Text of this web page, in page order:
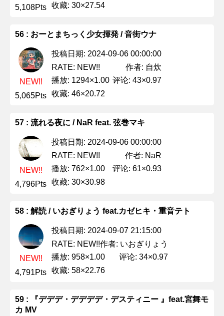
5,108Pts 收藏: 30×27.54
56 : おーとまちっく少女揮発 / 音街ウナ
NEW!!
5,065Pts
投稿日期: 2024-09-06 00:00:00
RATE: NEW!!
作者: 自炊
播放: 1294×1.00 评论: 43×0.97
收藏: 46×20.72
57 : 流れる夜に / NaR feat. 弦巻マキ
NEW!!
4,796Pts
投稿日期: 2024-09-06 00:00:00
RATE: NEW!!
作者: NaR
播放: 762×1.00
评论: 61×0.93
收藏: 30×30.98
58 : 解読 / いおぎりょう feat.カゼヒキ・重音テト
NEW!!
4,791Pts
投稿日期: 2024-09-07 21:15:00
RATE: NEW!!作者: いおぎりょう
播放: 958×1.00
评论: 34×0.97
收藏: 58×22.76
59 : 『デデデ・デデデデ・デスティニー 』feat.宮舞モ
カ MV